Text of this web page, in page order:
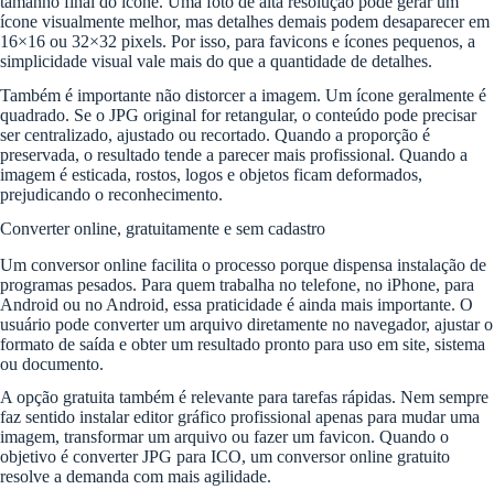
ícone visualmente melhor, mas detalhes demais podem desaparecer em
16×16 ou 32×32 pixels. Por isso, para favicons e ícones pequenos, a
simplicidade visual vale mais do que a quantidade de detalhes.
Também é importante não distorcer a imagem. Um ícone geralmente é
quadrado. Se o JPG original for retangular, o conteúdo pode precisar
ser centralizado, ajustado ou recortado. Quando a proporção é
preservada, o resultado tende a parecer mais profissional. Quando a
imagem é esticada, rostos, logos e objetos ficam deformados,
prejudicando o reconhecimento.
Converter online, gratuitamente e sem cadastro
Um conversor online facilita o processo porque dispensa instalação de
programas pesados. Para quem trabalha no telefone, no iPhone, para
Android ou no Android, essa praticidade é ainda mais importante. O
usuário pode converter um arquivo diretamente no navegador, ajustar o
formato de saída e obter um resultado pronto para uso em site, sistema
ou documento.
A opção gratuita também é relevante para tarefas rápidas. Nem sempre
faz sentido instalar editor gráfico profissional apenas para mudar uma
imagem, transformar um arquivo ou fazer um favicon. Quando o
objetivo é converter JPG para ICO, um conversor online gratuito
resolve a demanda com mais agilidade.